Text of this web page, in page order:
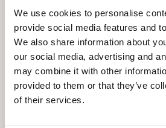
We use cookies to personalise
provide social media features and
We also share information about
our social media, advertising and
may combine it with other
provided to them or that they’ve
of their services.
TIPO DE INSTALACIÓN
MONTAJE EN TECHO
EMPOTRABLE EN PLADUR
COLGANTE
PARED